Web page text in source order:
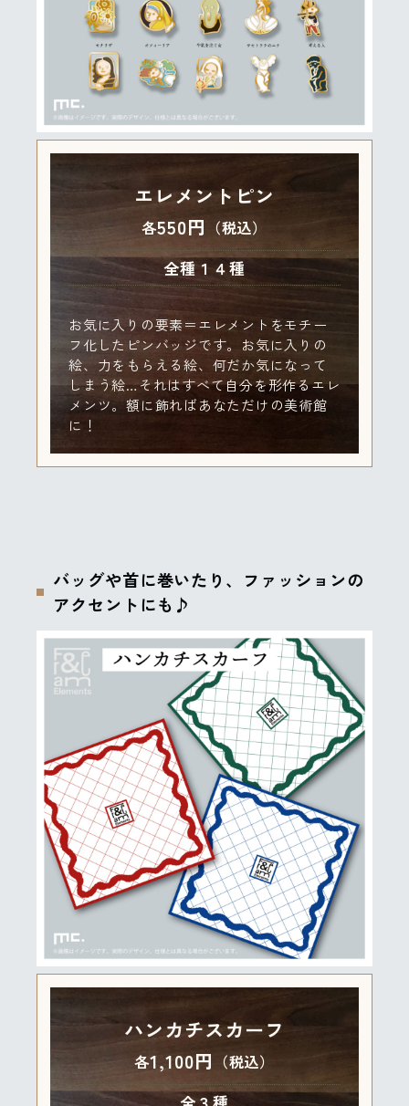
エレメントピン
各550円 （税込）
全種１４種
お気に入りの要素＝エレメントをモチー
フ化したピンバッジです。お気に入りの
絵、力をもらえる絵、何だか気になって
しまう絵…それはすべて自分を形作るエレ
メンツ。額に飾ればあなただけの美術館
に！
バッグや首に巻いたり、ファッションの
アクセントにも♪
ハンカチスカーフ
各1,100円 （税込）